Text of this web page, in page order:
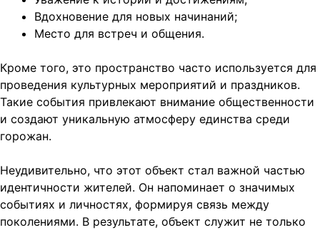
Вдохновение для новых начинаний;
Место для встреч и общения.
Кроме того, это пространство часто используется для
проведения культурных мероприятий и праздников.
Такие события привлекают внимание общественности
и создают уникальную атмосферу единства среди
горожан.
Неудивительно, что этот объект стал важной частью
идентичности жителей. Он напоминает о значимых
событиях и личностях, формируя связь между
поколениями. В результате, объект служит не только